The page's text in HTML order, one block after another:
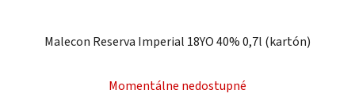
Malecon Reserva Imperial 18YO 40% 0,7l (kartón)
Momentálne nedostupné